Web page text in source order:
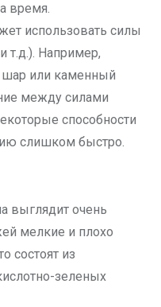
время.
использовать силы
т.д.). Например,
шар или каменный
между силами
способности
слишком быстро.
выглядит очень
мелкие и плохо
состоят из
зеленых